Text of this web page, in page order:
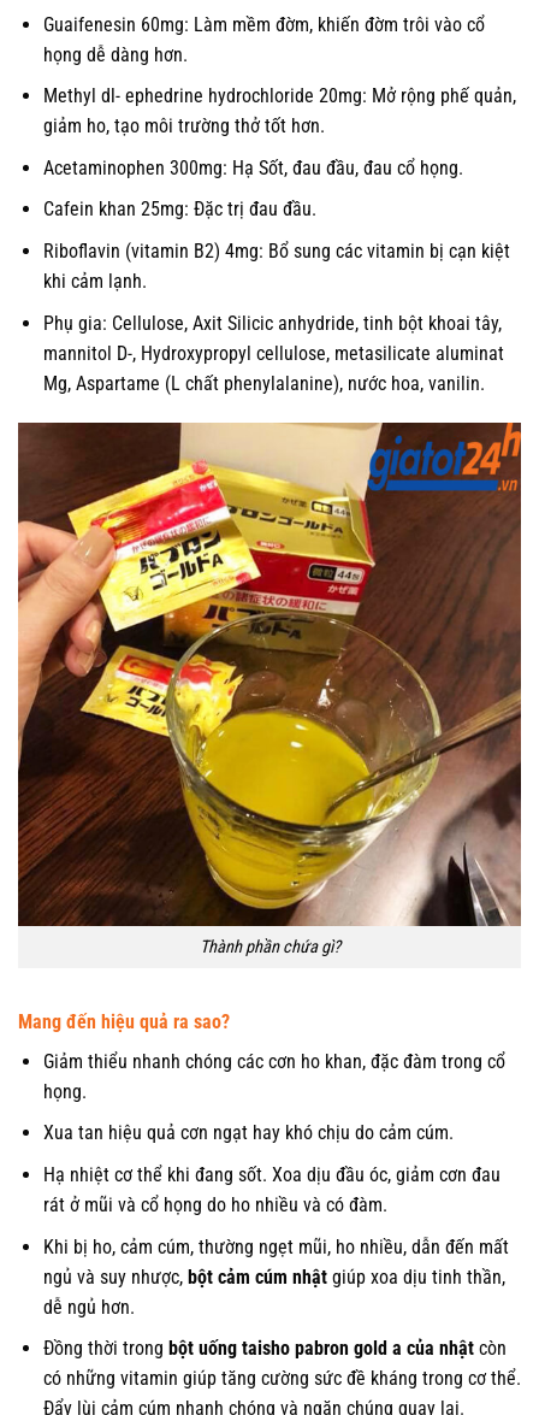
Guaifenesin 60mg: Làm mềm đờm, khiến đờm trôi vào cổ
họng dễ dàng hơn.
Methyl dl- ephedrine hydrochloride 20mg: Mở rộng phế quản,
giảm ho, tạo môi trường thở tốt hơn.
Acetaminophen 300mg: Hạ Sốt, đau đầu, đau cổ họng.
Cafein khan 25mg: Đặc trị đau đầu.
Riboflavin (vitamin B2) 4mg: Bổ sung các vitamin bị cạn kiệt
khi cảm lạnh.
Phụ gia: Cellulose, Axit Silicic anhydride, tinh bột khoai tây,
mannitol D-, Hydroxypropyl cellulose, metasilicate aluminat
Mg, Aspartame (L chất phenylalanine), nước hoa, vanilin.
Thành phần chứa gì?
Mang đến hiệu quả ra sao?
Giảm thiểu nhanh chóng các cơn ho khan, đặc đàm trong cổ
họng.
Xua tan hiệu quả cơn ngạt hay khó chịu do cảm cúm.
Hạ nhiệt cơ thể khi đang sốt. Xoa dịu đầu óc, giảm cơn đau
rát ở mũi và cổ họng do ho nhiều và có đàm.
Khi bị ho, cảm cúm, thường ngẹt mũi, ho nhiều, dẫn đến mất
ngủ và suy nhược, bột cảm cúm nhậtgiúp xoa dịu tinh thần,
dễ ngủ hơn.
Đồng thời trong bột uống taisho pabron gold a của nhậtcòn
có những vitamin giúp tăng cường sức đề kháng trong cơ thể.
Đẩy lùi cảm cúm nhanh chóng và ngăn chúng quay lại.